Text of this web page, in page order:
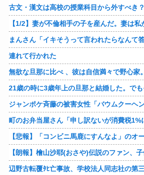
古文・漢文は高校の授業科目から外すべき？
連れて行かれた